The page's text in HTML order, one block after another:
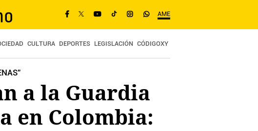
AME
CULTURA DEPORTES LEGISLACIÓN CÓDIGOXY
a la Guardia
en Colombia: